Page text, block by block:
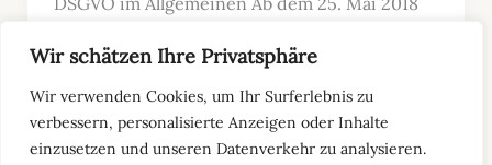
Wir schätzen Ihre Privatsphäre
Wir verwenden Cookies, um Ihr Surferlebnis zu
verbessern, personalisierte Anzeigen oder Inhalte
einzusetzen und unseren Datenverkehr zu analysieren.
(DSGVO) in Kraft und betrifft alle
Unternehmen, die […]